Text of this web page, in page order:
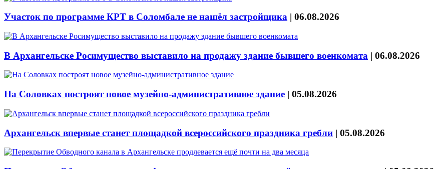
Участок по программе КРТ в Соломбале не нашёл застройщика | 06.08.2026
В Архангельске Росимущество выставило на продажу здание бывшего военкомата | 06.08.2026
На Соловках построят новое музейно-административное здание | 05.08.2026
Архангельск впервые станет площадкой всероссийского праздника гребли | 05.08.2026